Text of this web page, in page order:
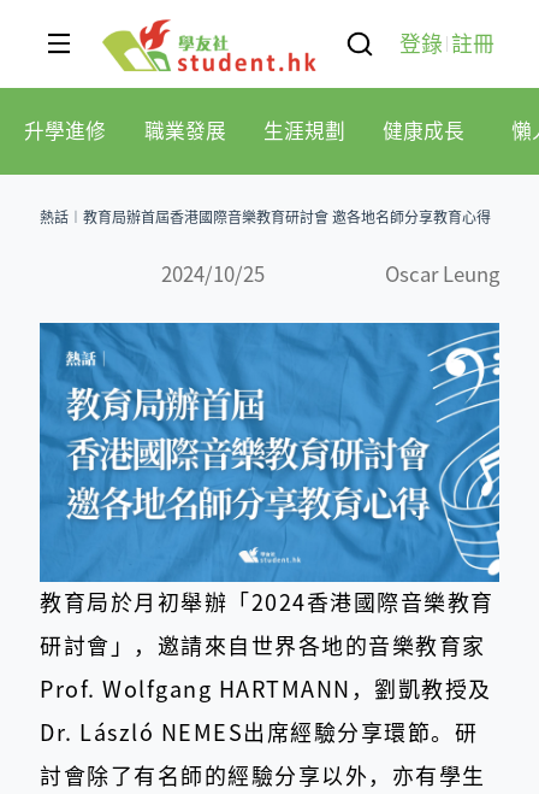
登錄 註冊
升學進修 職業發展 生涯規劃 健康成長 懶
熱話︱教育局辦首屆香港國際音樂教育研討會 邀各地名師分享教育心得
2024/10/25 Oscar Leung
教育局於月初舉辦「2024香港國際音樂教育
研討會」，邀請來自世界各地的音樂教育家
Prof. Wolfgang HARTMANN，劉凱教授及
Dr. László NEMES出席經驗分享環節。研
討會除了有名師的經驗分享以外，亦有學生